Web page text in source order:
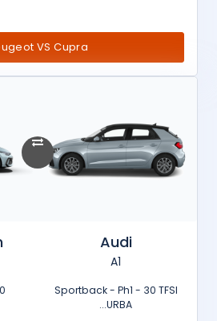
VS Cupra
Audi
A1
Sportback - Ph1 - 30 TFSI
URBA...
Life